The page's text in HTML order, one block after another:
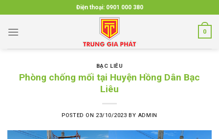
to
content
Điện thoại: 0901 000 380
0
BẠC LIÊU
Phòng chống mối tại Huyện Hồng Dân Bạc
Liêu
POSTED ON 23/10/2023 BY ADMIN